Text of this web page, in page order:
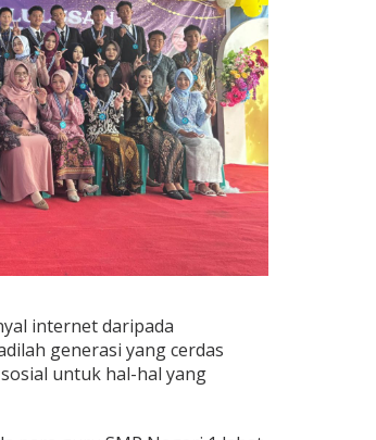
internet daripada
generasi yang cerdas
untuk hal-hal yang